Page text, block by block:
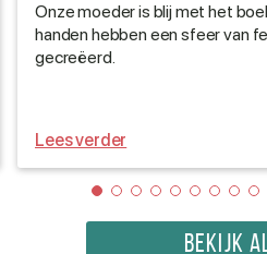
Onze moeder is blij met het
handen hebben een sfeer van
gecreëerd.
Lees verder
BEKIJK